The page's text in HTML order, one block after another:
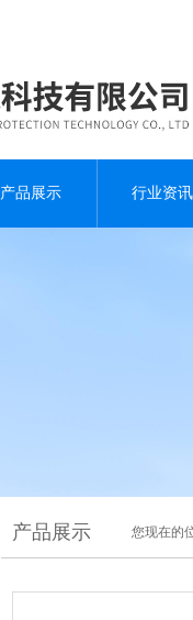
产品展示 行业资讯
产品展示 您现在的